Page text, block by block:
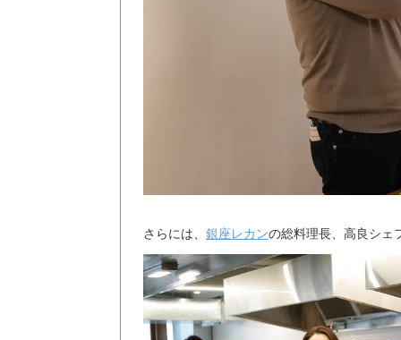
さらには、 銀座レカンの総料理長、高良シェ